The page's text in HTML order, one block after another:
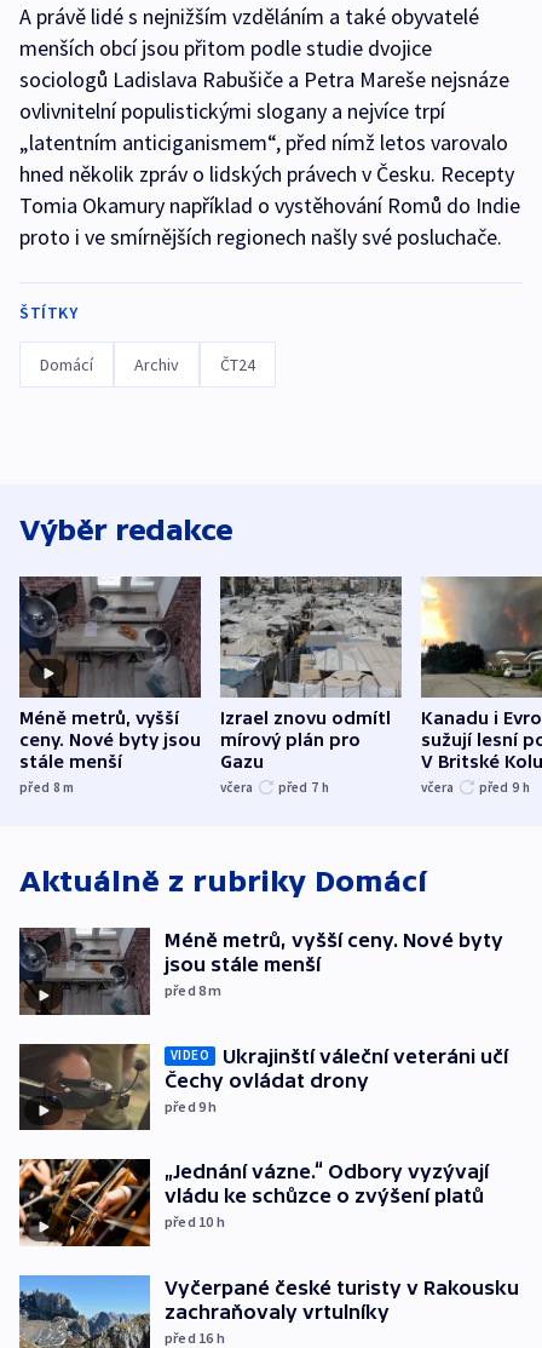
A právě lidé s nejnižším vzděláním a také obyvatelé
menších obcí jsou přitom podle studie dvojice
sociologů Ladislava Rabušiče a Petra Mareše nejsnáze
ovlivnitelní populistickými slogany a nejvíce trpí
„latentním anticiganismem“, před nímž letos varovalo
hned několik zpráv o lidských právech v Česku. Recepty
Tomia Okamury například o vystěhování Romů do Indie
proto i ve smírnějších regionech našly své posluchače.
ŠTÍTKY
Domácí Archiv ČT24
Výběr redakce
Méně metrů, vyšší
ceny. Nové byty jsou
stále menší
před 8m
Izrael znovu odmítl
mírový plán pro
Gazu
včera před 7 h
Kanadu i
sužují lesní
V Britské
evakuovali
včera před 9 h
Aktuálně z rubriky Domácí
Méně metrů, vyšší ceny. Nové byty
jsou stále menší
před 8m
VIDEO
Ukrajinští váleční veteráni učí
Čechy ovládat drony
před 9h
„Jednání vázne.“ Odbory vyzývají
vládu ke schůzce o zvýšení platů
před 10 h
Vyčerpané české turisty v Rakousku
zachraňovaly vrtulníky
před 16 h